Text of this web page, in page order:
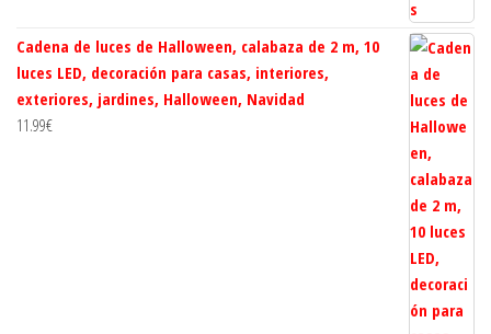
Cadena de luces de Halloween, calabaza de 2 m, 10
luces LED, decoración para casas, interiores,
exteriores, jardines, Halloween, Navidad
11.99€